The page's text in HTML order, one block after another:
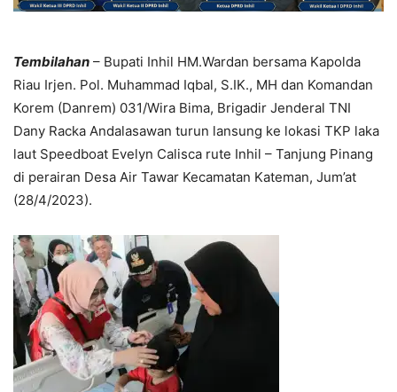
Tembilahan – Bupati Inhil HM.Wardan bersama Kapolda
Riau Irjen. Pol. Muhammad Iqbal, S.IK., MH dan Komandan
Korem (Danrem) 031/Wira Bima, Brigadir Jenderal TNI
Dany Racka Andalasawan turun lansung ke lokasi TKP laka
laut Speedboat Evelyn Calisca rute Inhil – Tanjung Pinang
di perairan Desa Air Tawar Kecamatan Kateman, Jum’at
(28/4/2023).